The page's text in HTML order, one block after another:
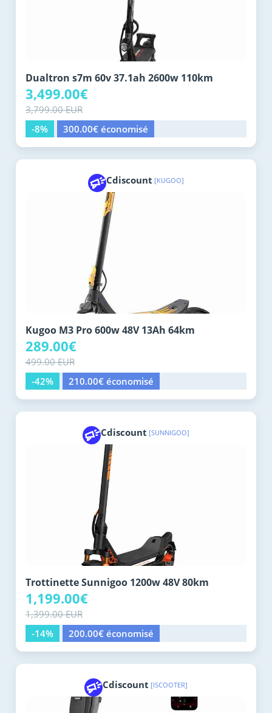
Dualtron s7m 60v 37.1ah 2600w 110km
3,499.00€
3,799.00 EUR
-8%
300.00€ économisé
Cdiscount [KUGOO]
Kugoo M3 Pro 600w 48V 13Ah 64km
289.00€
499.00 EUR
-42%
210.00€ économisé
Cdiscount [SUNNIGOO]
Trottinette Sunnigoo 1200w 48V 80km
1,199.00€
1,399.00 EUR
-14%
200.00€ économisé
Cdiscount [ISCOOTER]